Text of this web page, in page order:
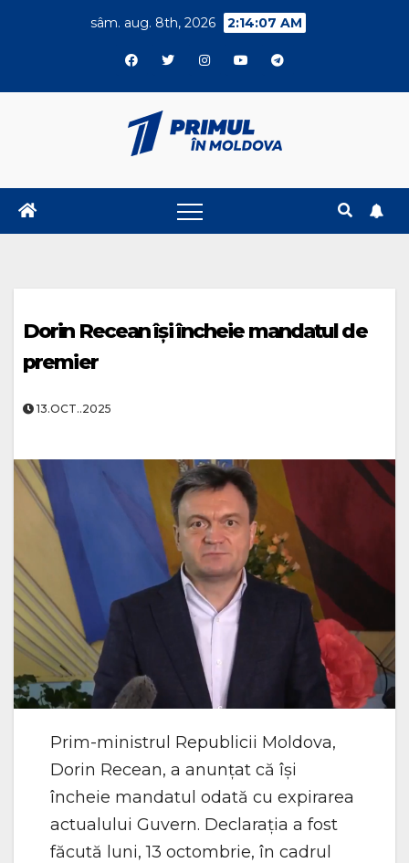
sâm. aug. 8th, 2026 2:14:08 AM
Dorin Recean își încheie mandatul de
premier
13.OCT..2025
Prim-ministrul Republicii Moldova,
Dorin Recean, a anunțat că își
încheie mandatul odată cu expirarea
actualului Guvern. Declarația a fost
făcută luni, 13 octombrie, în cadrul